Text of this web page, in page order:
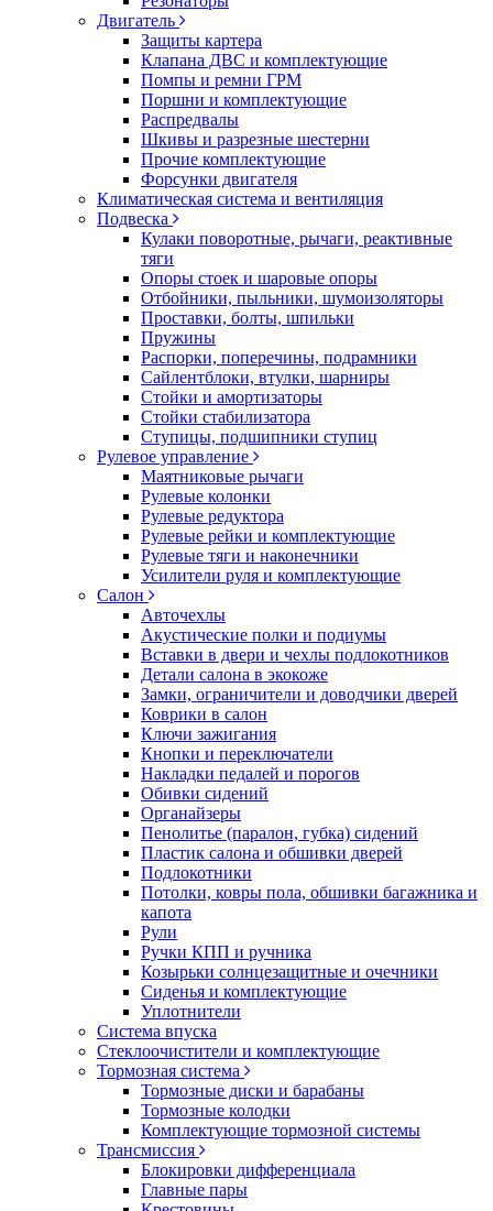
Двигатель
Защиты картера
Клапана ДВС и комплектующие
Помпы и ремни ГРМ
Поршни и комплектующие
Распредвалы
Шкивы и разрезные шестерни
Прочие комплектующие
Форсунки двигателя
Климатическая система и вентиляция
Подвеска
Кулаки поворотные, рычаги, реактивные
тяги
Опоры стоек и шаровые опоры
Отбойники, пыльники, шумоизоляторы
Проставки, болты, шпильки
Пружины
Распорки, поперечины, подрамники
Сайлентблоки, втулки, шарниры
Стойки и амортизаторы
Стойки стабилизатора
Ступицы, подшипники ступиц
Рулевое управление
Маятниковые рычаги
Рулевые колонки
Рулевые редуктора
Рулевые рейки и комплектующие
Рулевые тяги и наконечники
Усилители руля и комплектующие
Салон
Авточехлы
Акустические полки и подиумы
Вставки в двери и чехлы подлокотников
Детали салона в экокоже
Замки, ограничители и доводчики дверей
Коврики в салон
Ключи зажигания
Кнопки и переключатели
Накладки педалей и порогов
Обивки сидений
Органайзеры
Пенолитье (паралон, губка) сидений
Пластик салона и обшивки дверей
Подлокотники
Потолки, ковры пола, обшивки багажника и
капота
Рули
Ручки КПП и ручника
Козырьки солнцезащитные и очечники
Сиденья и комплектующие
Уплотнители
Система впуска
Стеклоочистители и комплектующие
Тормозная система
Тормозные диски и барабаны
Тормозные колодки
Комплектующие тормозной системы
Трансмиссия
Блокировки дифференциала
Главные пары